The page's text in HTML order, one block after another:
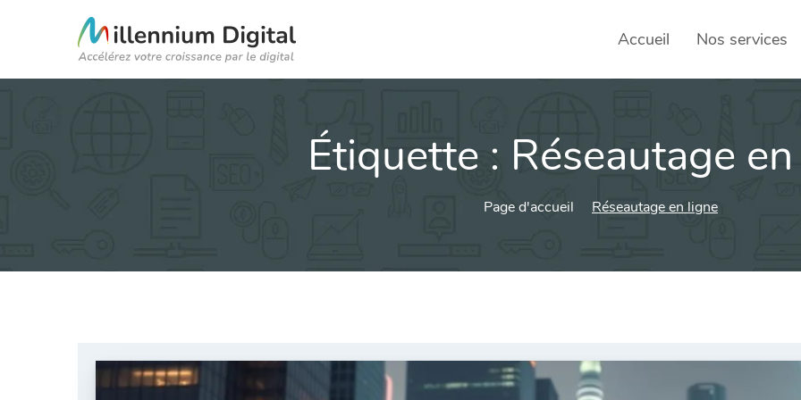
Accueil Nos services
SEO
Étiquette : Réseautage
Page d'accueil Réseautage en ligne